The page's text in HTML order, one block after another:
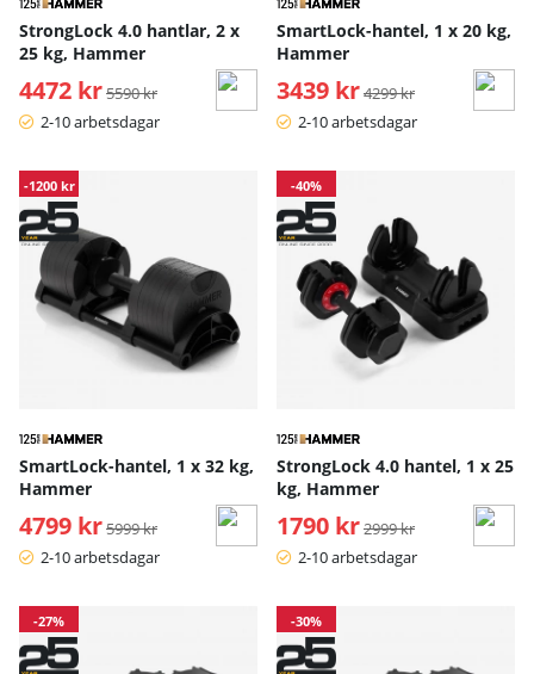
StrongLock 4.0 hantlar, 2 x
25 kg, Hammer
4472 kr Ordinarie pris:
5590 kr
2-10 arbetsdagar
SmartLock-hantel, 1 x 20 kg,
Hammer
3439 kr Ordinarie pris:
4299 kr
2-10 arbetsdagar
-1200 kr
SmartLock-hantel, 1 x 32 kg,
Hammer
4799 kr Ordinarie pris:
5999 kr
2-10 arbetsdagar
-40%
StrongLock 4.0 hantel, 1 x 25
kg, Hammer
1790 kr Ordinarie pris:
2999 kr
2-10 arbetsdagar
-27% -30%